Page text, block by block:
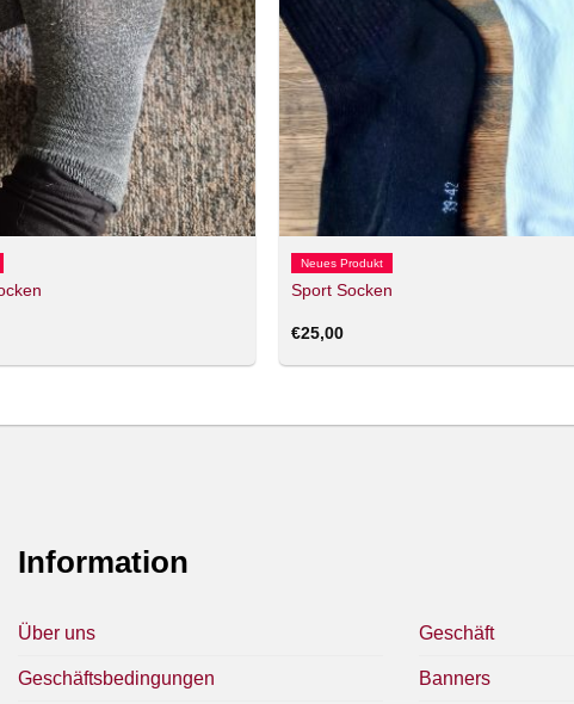
Neues Produkt
Sport Socken
€25,00
Information
Über uns
Geschäftsbedingungen
Geschäft
Banners